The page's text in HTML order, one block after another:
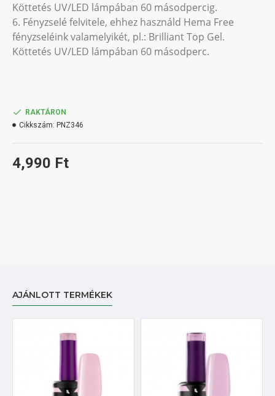
Köttetés UV/LED lámpában 60 másodpercig.
6. Fényzselé felvitele, ehhez használd Hema Free
fényzseléink valamelyikét, pl.: Brilliant Top Gel.
Köttetés UV/LED lámpában 60 másodperc.
4,990 Ft
RAKTÁRON
Cikkszám: PNZ346
AJÁNLOTT TERMÉKEK